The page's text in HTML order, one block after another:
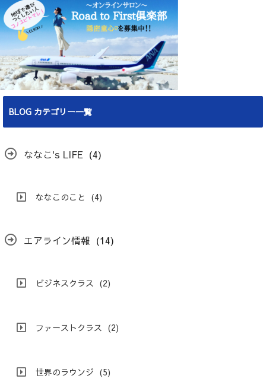
BLOG カテゴリー一覧
ななこ's LIFE (4)
ななこのこと (4)
エアライン情報 (14)
ビジネスクラス (2)
ファーストクラス (2)
世界のラウンジ (5)